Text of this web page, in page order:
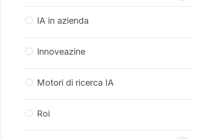
IA in azienda
Innoveazine
Motori di ricerca IA
Roi